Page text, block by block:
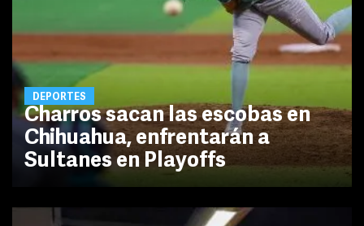
DEPORTES
Charros sacan las escobas en
Chihuahua, enfrentarán a
Sultanes en Playoffs